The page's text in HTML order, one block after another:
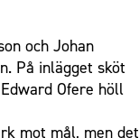
och Johan
På inlägget sköt
Ofere höll
mot mål, men det